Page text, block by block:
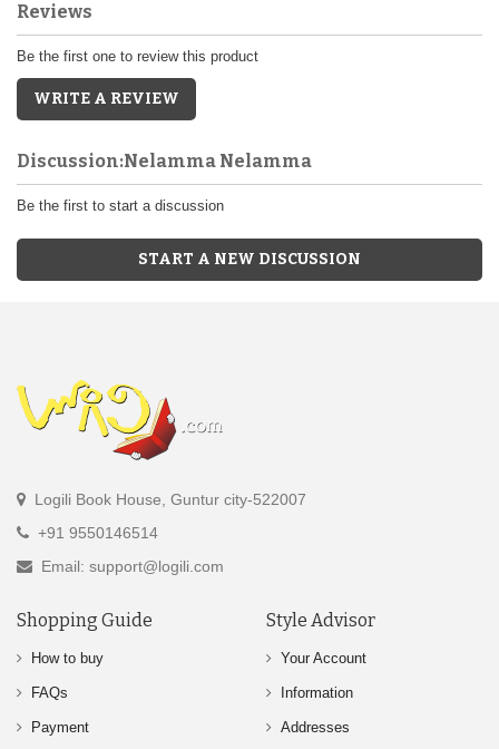
Reviews
Be the first one to review this product
WRITE A REVIEW
Discussion:Nelamma Nelamma
Be the first to start a discussion
START A NEW DISCUSSION
Logili Book House, Guntur city-522007
+91 9550146514
Email: support@logili.com
Shopping Guide
How to buy
FAQs
Payment
Style Advisor
Your Account
Information
Addresses